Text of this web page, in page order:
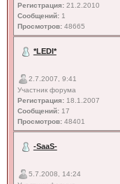
Регистрация:21.2.2010
Сообщений:1
Просмотров:48665
*LEDI*
2.7.2007, 9:41
Участник форума
Регистрация:18.1.2007
Сообщений:17
Просмотров:48401
-SaaS-
5.7.2008, 14:24